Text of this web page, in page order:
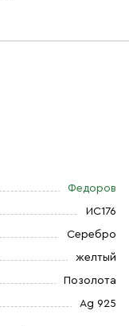
Федоров
ИС176
Серебро
желтый
Позолота
Ag 925